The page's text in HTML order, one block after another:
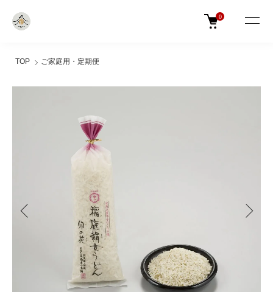
0
TOP ご家庭用・定期便